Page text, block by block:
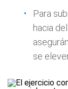
Para
hacia
se